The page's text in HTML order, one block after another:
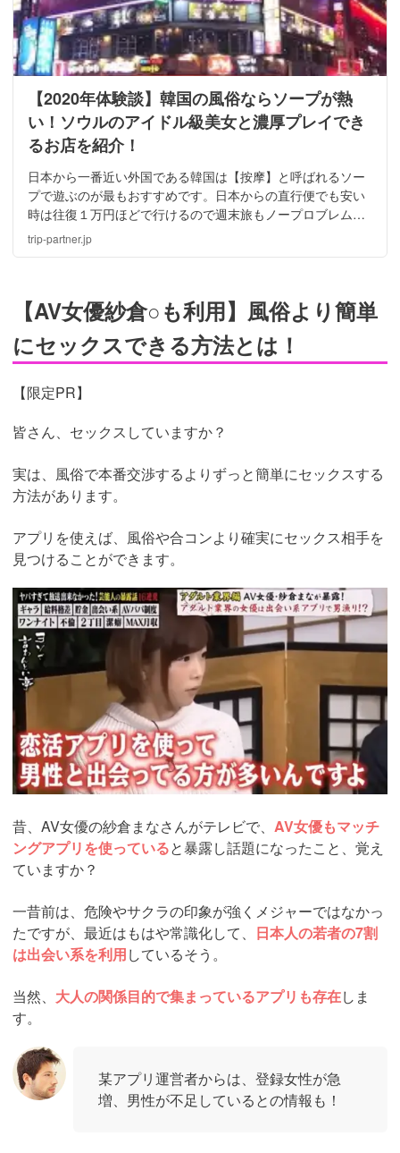
【2020年体験談】韓国の風俗ならソープが熱
い！ソウルのアイドル級美女と濃厚プレイでき
るお店を紹介！
日本から一番近い外国である韓国は【按摩】と呼ばれるソー
プで遊ぶのが最もおすすめです。日本からの直行便でも安い
時は往復１万円ほどで行けるので週末旅もノープロブレム。
なぜ韓国ではソープがおすすめなのか？ベストな遊び方も実
体験も交えてご紹介します！
trip-partner.jp
【AV女優紗倉○も利用】風俗より簡単
にセックスできる方法とは！
【限定PR】
皆さん、セックスしていますか？
実は、風俗で本番交渉するよりずっと簡単にセックスする
方法があります。
アプリを使えば、風俗や合コンより確実にセックス相手を
見つけることができます。
https://pcmax.jp/lp/?
ad_id=rm307152
昔、AV女優の紗倉まなさんがテレビで、 AV女優もマッチ
ングアプリを使っていると暴露し話題になったこと、覚え
ていますか？
一昔前は、危険やサクラの印象が強くメジャーではなかっ
たですが、最近はもはや常識化して、 日本人の若者の7割
は出会い系を利用しているそう。
当然、 大人の関係目的で集まっているアプリも存在しま
す。
某アプリ運営者からは、登録女性が急
増、男性が不足しているとの情報も！